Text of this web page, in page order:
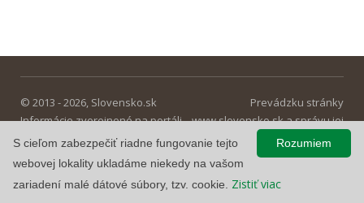
© 2013 - 2026, Slovensko.sk
Informácie zverejnené na portáli
majú informatívny charakter.
Prevádzku stránky
www.slovensko.sk a správu jej
obsahu zabezpečuje
Národná agentúra pre sieťové a
Rozumiem
S cieľom zabezpečiť riadne fungovanie tejto
webovej lokality ukladáme niekedy na vašom
zariadení malé dátové súbory, tzv. cookie. Zistiť viac